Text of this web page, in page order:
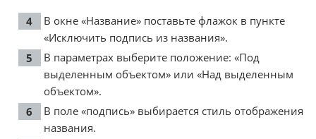
В окне «Название» поставьте флажок в пункте
«Исключить подпись из названия».
В параметрах выберите положение: «Под
выделенным объектом» или «Над выделенным
объектом».
В поле «подпись» выбирается стиль отображения
названия.